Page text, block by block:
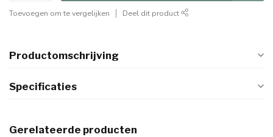
Toevoegen om te vergelijken Deel dit product
Productomschrijving
Specificaties
Gerelateerde producten